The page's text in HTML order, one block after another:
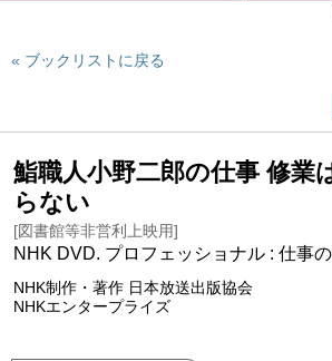
ブックリストに戻る
鮨職人小野二郎の仕事 修業
らない
[図書館等非営利上映用]
NHK DVD. プロフェッショナル : 仕事
NHK制作・著作 日本放送出版協会
NHKエンタープライズ